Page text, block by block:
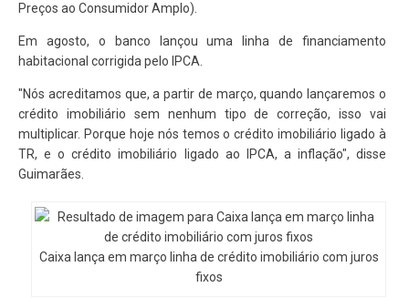
Preços ao Consumidor Amplo).
Em agosto, o banco lançou uma linha de financiamento
habitacional corrigida pelo IPCA.
"Nós acreditamos que, a partir de março, quando lançaremos o
crédito imobiliário sem nenhum tipo de correção, isso vai
multiplicar. Porque hoje nós temos o crédito imobiliário ligado à
TR, e o crédito imobiliário ligado ao IPCA, a inflação", disse
Guimarães.
Caixa lança em março linha de crédito imobiliário com juros
fixos